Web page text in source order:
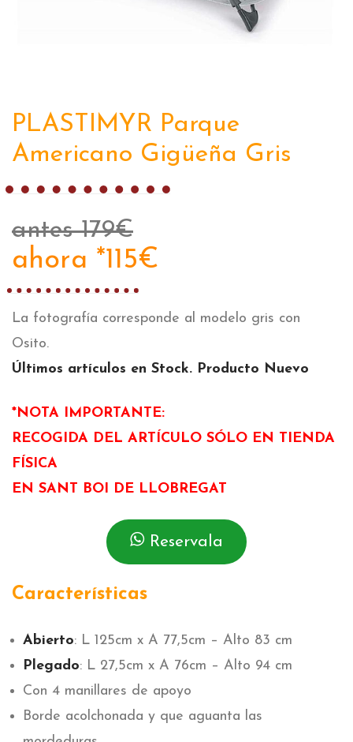
PLASTIMYR Parque
Americano Gigüeña Gris
antes 179€
ahora *115€
La fotografía corresponde al modelo gris con
Osito.
Últimos artículos en Stock. Producto Nuevo
*NOTA IMPORTANTE:
RECOGIDA DEL ARTÍCULO SÓLO EN TIENDA
FÍSICA
EN SANT BOI DE LLOBREGAT
Reservala
Características
Abierto: L 125cm x A 77,5cm – Alto 83 cm
Plegado: L 27,5cm x A 76cm – Alto 94 cm
Con 4 manillares de apoyo
Borde acolchonada y que aguanta las